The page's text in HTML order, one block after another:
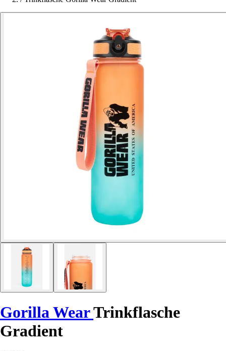
Gorilla WearTrinkflasche
Gradient